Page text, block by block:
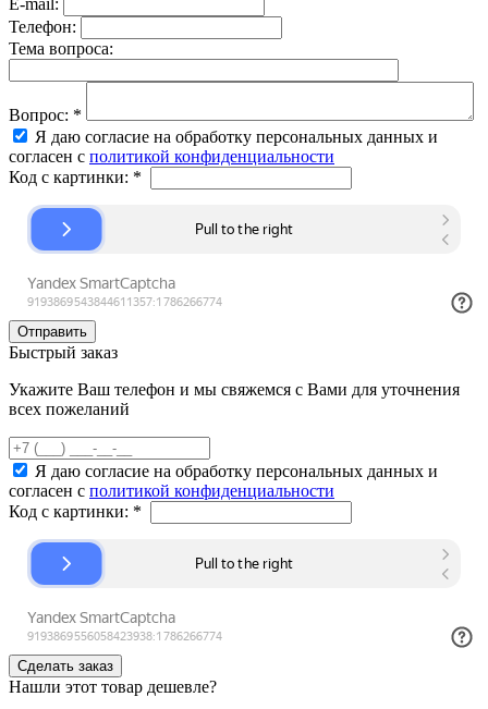
Телефон:
Тема вопроса:
Вопрос: *
Я даю согласие на обработку персональных данных и
согласен с политикой конфиденциальности
Код с картинки: *
Быстрый заказ
Укажите Ваш телефон и мы свяжемся с Вами для уточнения
всех пожеланий
Я даю согласие на обработку персональных данных и
согласен с политикой конфиденциальности
Код с картинки: *
Нашли этот товар дешевле?